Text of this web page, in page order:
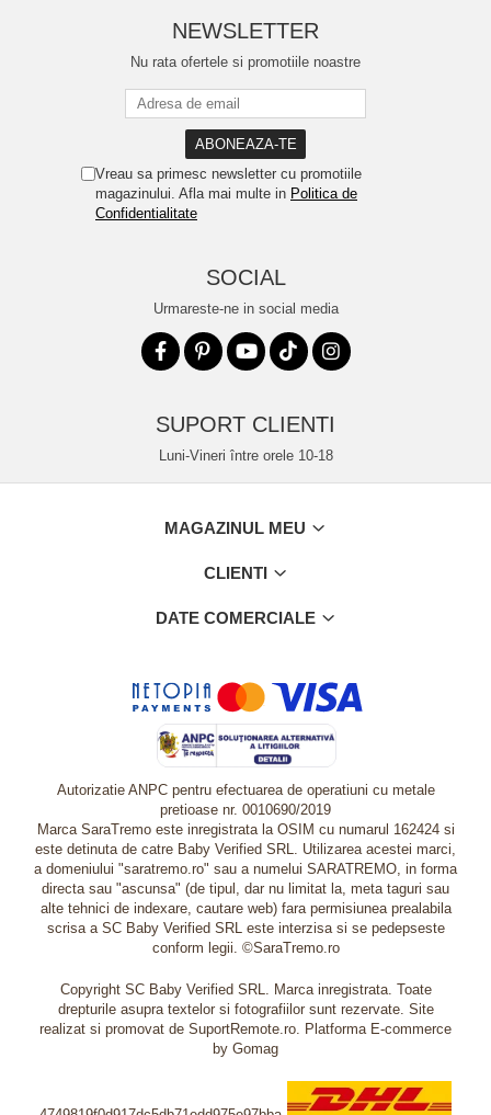
NEWSLETTER
Nu rata ofertele si promotiile noastre
Vreau sa primesc newsletter cu promotiile
magazinului. Afla mai multe in Politica de
Confidentialitate
SOCIAL
Urmareste-ne in social media
SUPORT CLIENTI
Luni-Vineri între orele 10-18
MAGAZINUL MEU
CLIENTI
DATE COMERCIALE
Autorizatie ANPC pentru efectuarea de operatiuni cu metale
pretioase nr. 0010690/2019
Marca SaraTremo este inregistrata la OSIM cu numarul 162424 si
este detinuta de catre Baby Verified SRL. Utilizarea acestei marci,
a domeniului "saratremo.ro" sau a numelui SARATREMO, in forma
directa sau "ascunsa" (de tipul, dar nu limitat la, meta taguri sau
alte tehnici de indexare, cautare web) fara permisiunea prealabila
scrisa a SC Baby Verified SRL este interzisa si se pedepseste
conform legii. ©SaraTremo.ro
Copyright SC Baby Verified SRL. Marca inregistrata. Toate
drepturile asupra textelor si fotografiilor sunt rezervate. Site
realizat si promovat de SuportRemote.ro. Platforma E-commerce
by Gomag